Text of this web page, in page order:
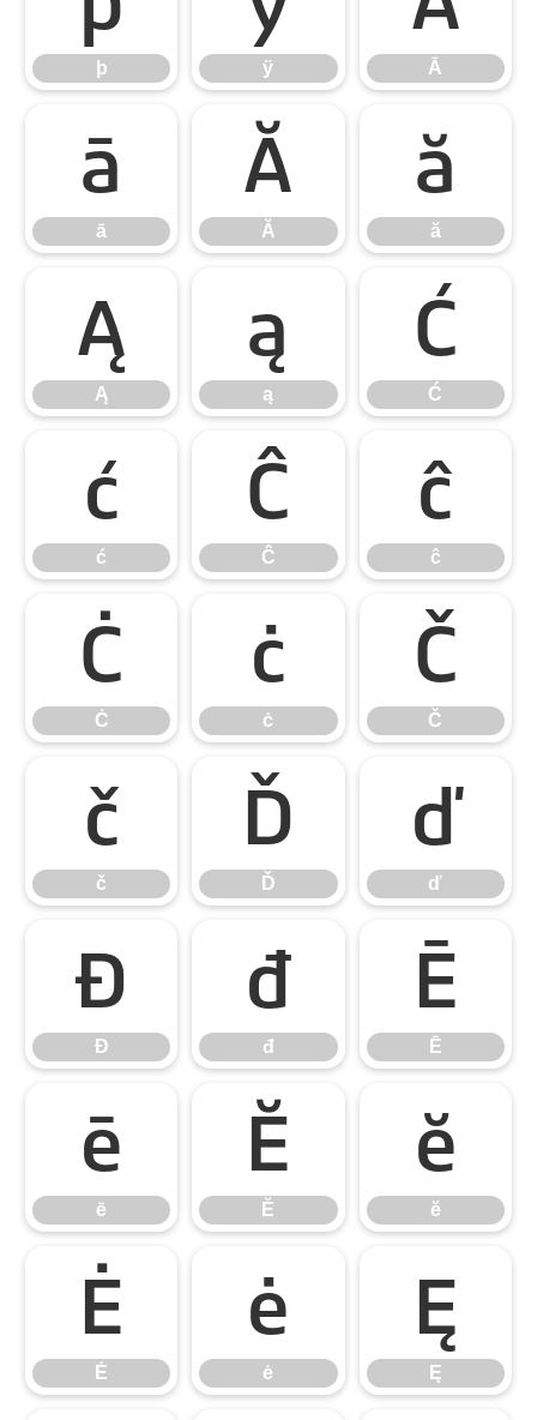
þ ÿ Ā
ā
ā
Ă
Ă
ă
ă
Ą
Ą
ą
ą
Ć
Ć
ć
ć
Ĉ
Ĉ
ĉ
ĉ
Ċ
Ċ
ċ
ċ
Č
Č
č
č
Ď
Ď
ď
ď
Đ
Đ
đ
đ
Ē
Ē
ē
ē
Ĕ
Ĕ
ĕ
ĕ
Ė
Ė
ė
ė
Ę
Ę